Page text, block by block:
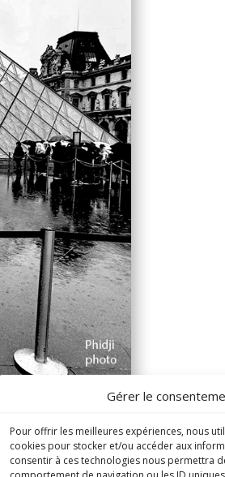
Gérer le
Pour offrir les meilleures expériences, nous
cookies pour stocker et/ou accéder aux
consentir à ces technologies nous permettra